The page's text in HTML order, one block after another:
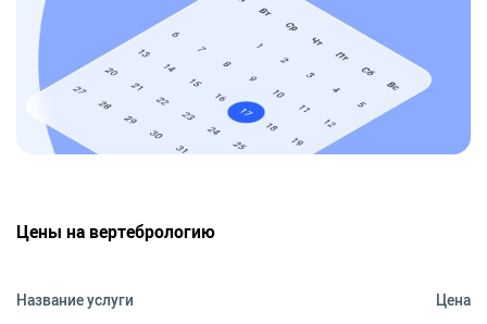
Цены на вертебрологию
Название услуги Цена